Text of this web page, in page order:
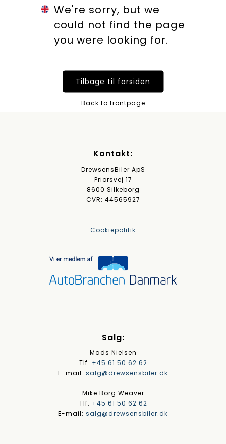
We're sorry, but we
could not find the page
you were looking for.
Tilbage til forsiden
Back to frontpage
Kontakt:
DrewsensBiler ApS
Priorsvej 17
8600 Silkeborg
CVR: 44565927
Cookiepolitik
Salg:
Mads Nielsen
Tlf. +45 61 50 62 62
E-mail: salg@drewsensbiler.dk
Mike Borg Weaver
Tlf. +45 61 50 62 62
E-mail: salg@drewsensbiler.dk